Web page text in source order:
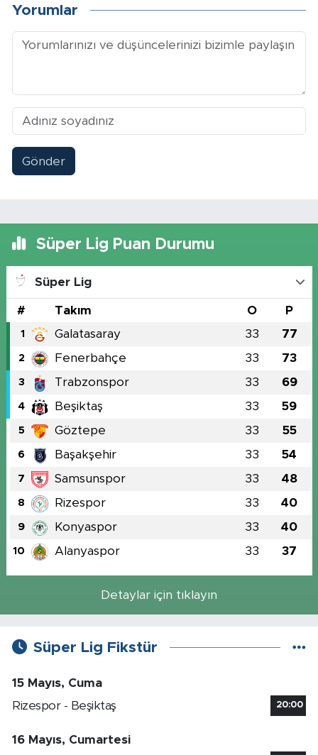
Yorumlar
Gönder
Süper Lig Puan Durumu
Süper Lig
# Takım O P
1 Galatasaray 33 77
2 Fenerbahçe 33 73
3 Trabzonspor 33 69
4 Beşiktaş 33 59
5 Göztepe 33 55
6 Başakşehir 33 54
7 Samsunspor 33 48
8 Rizespor 33 40
9 Konyaspor 33 40
10 Alanyaspor 33 37
Detaylar için tıklayın
Süper Lig Fikstür
15 Mayıs, Cuma
Rizespor - Beşiktaş
20:00
16 Mayıs, Cumartesi